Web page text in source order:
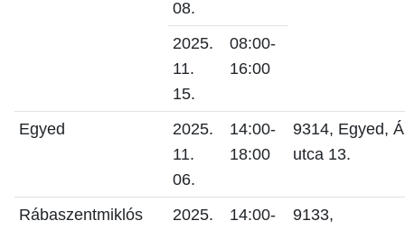
08.
2025.
11.
15.
08:00-
16:00
Egyed
2025.
11.
06.
14:00-
18:00
9314, Egyed,
utca 13.
Rábaszentmiklós
2025.
14:00-
9133,